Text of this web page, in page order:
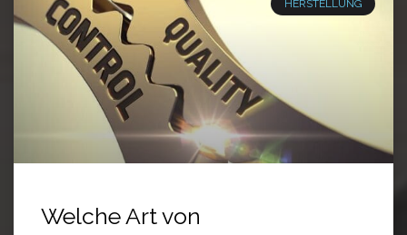
HERSTELLUNG
Welche Art von